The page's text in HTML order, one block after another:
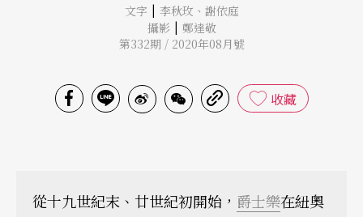
文字 | 李秋玫 、 謝依庭
攝影 | 鄭達敬
第332期 / 2020年08月號
收藏
從十九世紀末、廿世紀初開始， 爵士樂在紐奧